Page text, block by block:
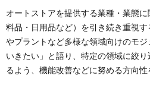
オートストアを提供する業種・業態
料品・日用品など）を引き続き重視
やプラントなど多様な領域向けのモ
いきたい」と語り、特定の領域に絞
るよう、機能改善などに努める方向性